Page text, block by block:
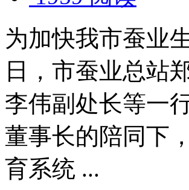
为加快我市蚕业
日，市蚕业总站
李伟副处长等一
董事长的陪同下
育系统 ...